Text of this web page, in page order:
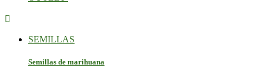

SEMILLAS
Semillas de marihuana